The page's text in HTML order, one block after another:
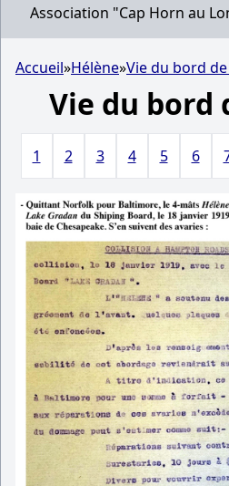
Association "Cap Horn au
Accueil»Hélène»Vie du bord de
Vie du bord
1 2 3 4 5 6